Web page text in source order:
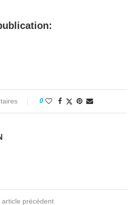
0
article précédent